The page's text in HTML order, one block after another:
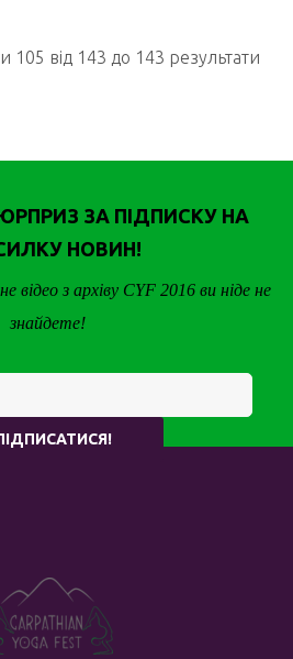
105 вiд 143 до 143 результати
ЗА ПІДПИСКУ НА
НОВИН!
відео з архіву CYF 2016 ви ніде не
знайдете!